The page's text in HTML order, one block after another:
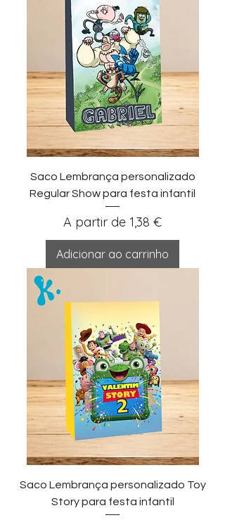
Saco Lembrança personalizado
Regular Show para festa infantil
A partir de 1,38 €
Preço promocional
Adicionar ao carrinho
Saco Lembrança personalizado Toy
Story para festa infantil